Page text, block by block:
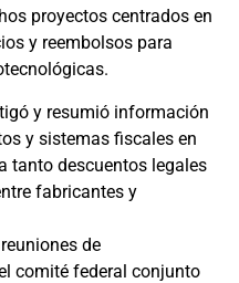
proyectos centrados en
y reembolsos para
y resumió información
y sistemas fiscales en
tanto descuentos legales
fabricantes y
de
comité federal conjunto